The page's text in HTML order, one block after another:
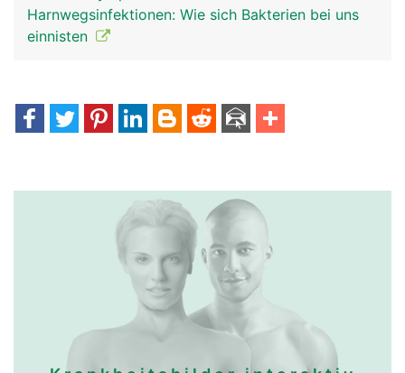
Harnwegsinfektionen: Wie sich Bakterien bei uns
einnisten